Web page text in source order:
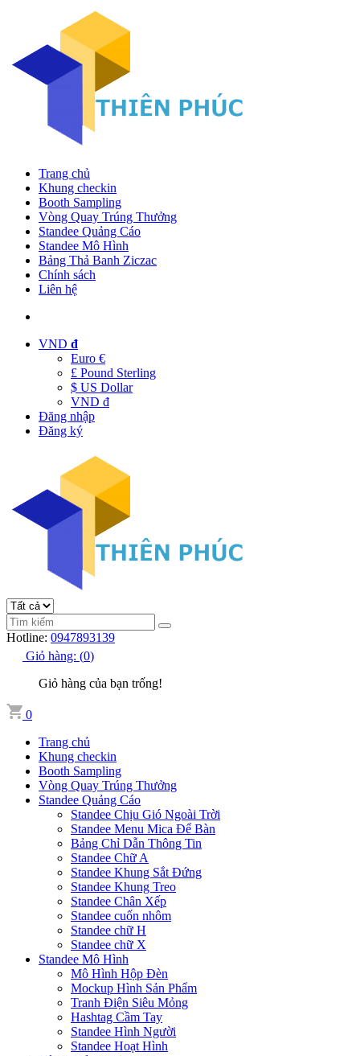
Trang chủ
Khung checkin
Booth Sampling
Vòng Quay Trúng Thưởng
Standee Quảng Cáo
Standee Mô Hình
Bảng Thả Banh Ziczac
Chính sách
Liên hệ
VND đ
Euro €
£ Pound Sterling
$ US Dollar
VND đ
Đăng nhập
Đăng ký
Hotline: 0947893139
Giỏ hàng: (0)
Giỏ hàng của bạn trống!
0
Trang chủ
Khung checkin
Booth Sampling
Vòng Quay Trúng Thưởng
Standee Quảng Cáo
Standee Chịu Gió Ngoài Trời
Standee Menu Mica Để Bàn
Bảng Chỉ Dẫn Thông Tin
Standee Chữ A
Standee Khung Sắt Đứng
Standee Khung Treo
Standee Chân Xếp
Standee cuốn nhôm
Standee chữ H
Standee chữ X
Standee Mô Hình
Mô Hình Hộp Đèn
Mockup Hình Sản Phẩm
Tranh Điện Siêu Mỏng
Hashtag Cầm Tay
Standee Hình Người
Standee Hoạt Hình